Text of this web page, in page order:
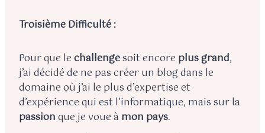
Troisième Difficulté :
Pour que lechallengesoit encore plus grand,
j’ai décidé de ne pas créer un blog dans le
domaine où j’ai le plus d’expertise et
d’expérience qui est l’informatique, mais sur la
passionque je voue à mon pays.